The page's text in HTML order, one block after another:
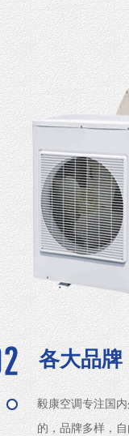
各大品牌
毅康空调专注国
的，品牌多样，